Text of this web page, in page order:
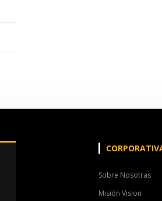
Sobre Nosotras
Misión Vision